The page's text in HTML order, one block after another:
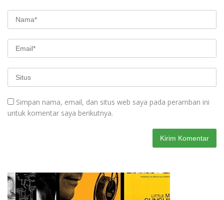
Simpan nama, email, dan situs web saya pada peramban ini
untuk komentar saya berikutnya.